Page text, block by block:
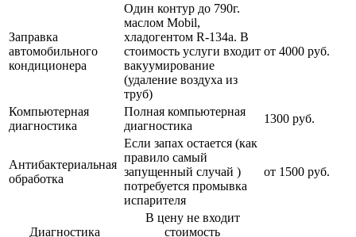
Заправка
автомобильного
кондиционера
Один контур до 790г.
маслом Mobil,
хладогентом R-134a. В
стоимость услуги входит
вакуумирование
(удаление воздуха из
труб)
от 4000 руб.
Компьютерная
диагностика
Полная компьютерная
диагностика
1300 руб.
Антибактериальная
обработка
Если запах остается (как
правило самый
запущенный случай )
потребуется промывка
испарителя
от 1500 руб.
Диагностика
В цену не входит
стоимость